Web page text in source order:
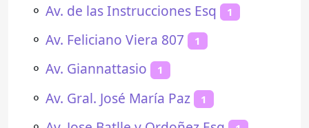
⚬ Av. de las Instrucciones Esq 1
⚬ Av. Feliciano Viera 807 1
⚬ Av. Giannattasio 1
⚬ Av. Gral. José María Paz 1